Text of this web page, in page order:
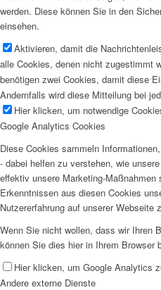
werden. Diese können Sie in den
einsehen.
Aktivieren, damit die
alle Cookies, denen nicht zugestimmt
benötigen zwei Cookies, damit diese
Andernfalls wird diese Mitteilung bei
Hier klicken, um notwendige
Google Analytics Cookies
Diese Cookies sammeln
- dabei helfen zu verstehen, wie
effektiv unsere Marketing-
Erkenntnissen aus diesen Cookies
Nutzererfahrung auf unserer Webseite
Wenn Sie nicht wollen, dass wir Ihren
können Sie dies hier in Ihrem Browser
Hier klicken, um Google Analytics
Andere externe Dienste